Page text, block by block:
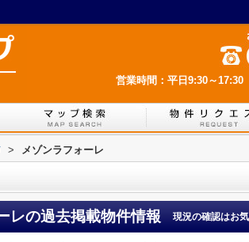
営業時間：平日9:30～
> メゾンラフォーレ
レの過去掲載物件情報 現況の確認はお